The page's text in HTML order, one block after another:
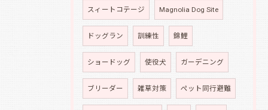
スィートコテージ Magnolia Dog Site
ドッグラン 訓練性 錦鯉
ショードッグ 使役犬 ガーデニング
ブリーダー 雑草対策 ペット同行避難